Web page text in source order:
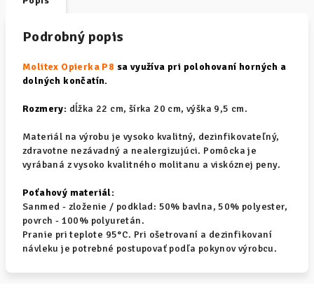
Podrobný popis
Molitex Opierka P8 sa využíva pri polohovaní horných a
dolných končatín.
Rozmery: dĺžka 22 cm, šírka 20 cm, výška 9,5 cm.
Materiál na výrobu je vysoko kvalitný, dezinfikovateľný,
zdravotne nezávadný a nealergizujúci. Pomôcka je
vyrábaná z vysoko kvalitného molitanu a viskóznej peny.
Poťahový materiál:
Sanmed - zloženie / podklad: 50% bavlna, 50% polyester,
povrch - 100% polyuretán.
Pranie pri teplote 95°C. Pri ošetrovaní a dezinfikovaní
návleku je potrebné postupovať podľa pokynov výrobcu.